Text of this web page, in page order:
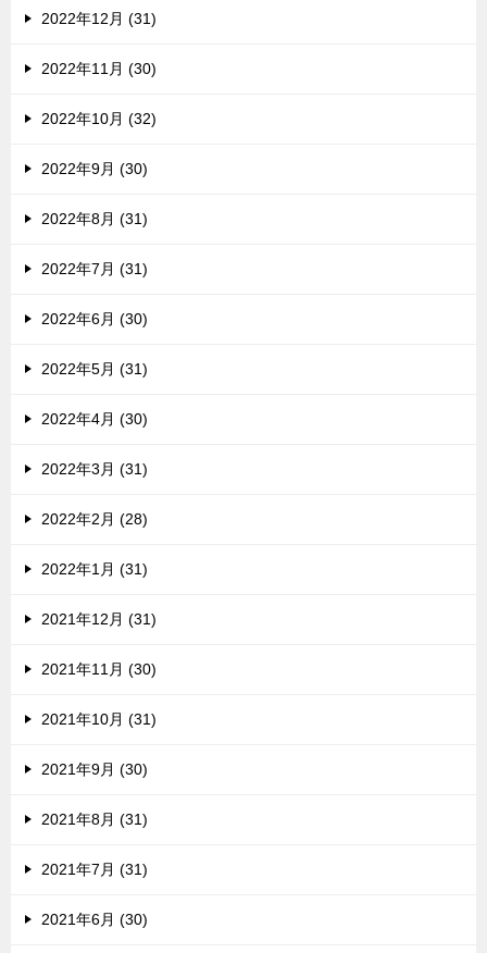
2022年12月 (31)
2022年11月 (30)
2022年10月 (32)
2022年9月 (30)
2022年8月 (31)
2022年7月 (31)
2022年6月 (30)
2022年5月 (31)
2022年4月 (30)
2022年3月 (31)
2022年2月 (28)
2022年1月 (31)
2021年12月 (31)
2021年11月 (30)
2021年10月 (31)
2021年9月 (30)
2021年8月 (31)
2021年7月 (31)
2021年6月 (30)